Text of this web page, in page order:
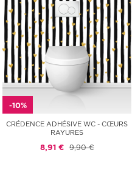
-10%
CRÉDENCE ADHÉSIVE WC - CŒURS
RAYURES
8,91 € 9,90 €